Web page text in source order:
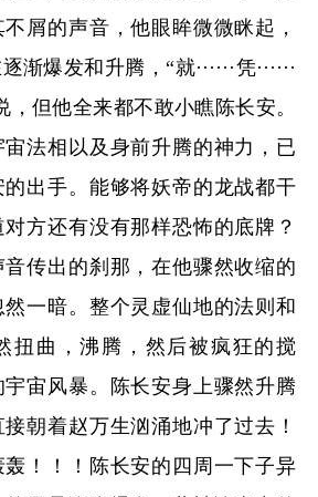
屑的声音，他眼眸微微眯起，
爆发和升腾，“就······凭······
，但他全来都不敢小瞧陈长安。
法相以及身前升腾的神力，已
出手。能够将妖帝的龙战都干
方还有没有那样恐怖的底牌？
传出的刹那，在他骤然收缩的
一暗。整个灵虚仙地的法则和
扭曲，沸腾，然后被疯狂的搅
宙风暴。陈长安身上骤然升腾
朝着赵万生汹涌地冲了过去！
！！！陈长安的四周一下子异